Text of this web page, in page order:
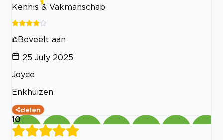
Kennis & Vakmanschap
Beveelt aan
25 July 2025
Joyce
Enkhuizen
delen
10